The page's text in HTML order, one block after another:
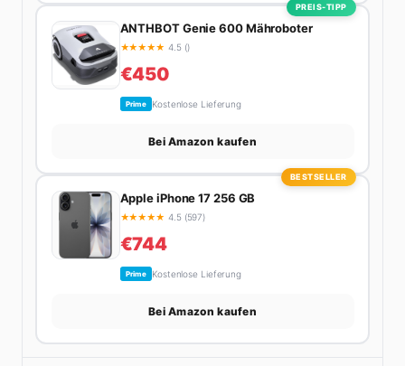
PREIS-TIPP
ANTHBOT Genie 600 Mähroboter
★★★★★ 4.5 ()
€450
Prime Kostenlose Lieferung
Bei Amazon kaufen
BESTSELLER
Apple iPhone 17 256 GB
★★★★★ 4.5 (597)
€744
Prime Kostenlose Lieferung
Bei Amazon kaufen